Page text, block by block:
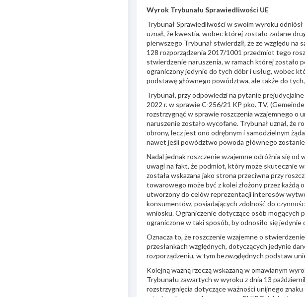
Wyrok Trybunału Sprawiedliwości UE
Trybunał Sprawiedliwości w swoim wyroku
uznał, że kwestia, wobec której zostało zadane
pierwszego Trybunał stwierdził, że ze względu na
128 rozporządzenia 2017/1001 przedmiot tego
stwierdzenie naruszenia, w ramach której zostało
ograniczony jedynie do tych dóbr i usług, wobec
podstawę głównego powództwa, ale także do
Trybunał, przy odpowiedzi na pytanie
2022 r. w sprawie C-256/21 KP pko. TV,
rozstrzygnąć w sprawie roszczenia wzajemnego o
naruszenie zostało wycofane. Trybunał uznał, że
obrony, lecz jest ono odrębnym i samodzielnym
nawet jeśli powództwo powoda głównego
Nadal jednak roszczenie wzajemne odróżnia się od
uwagi na fakt, że podmiot, który może skutecznie
została wskazana jako strona przeciwna przy
towarowego może być z kolei złożony przez każdą
utworzony do celów reprezentacji interesów
konsumentów, posiadających zdolność do
wniosku. Ograniczenie dotyczące osób mogących
ograniczone w taki sposób, by odnosiło się
Oznacza to, że roszczenie wzajemne o
przesłankach względnych, dotyczących jedynie
rozporządzeniu, w tym bezwzględnych podstaw
Kolejną ważną rzeczą wskazaną w omawianym
Trybunału zawartych w wyroku z dnia 13
rozstrzygnięcia dotyczące ważności unijnego